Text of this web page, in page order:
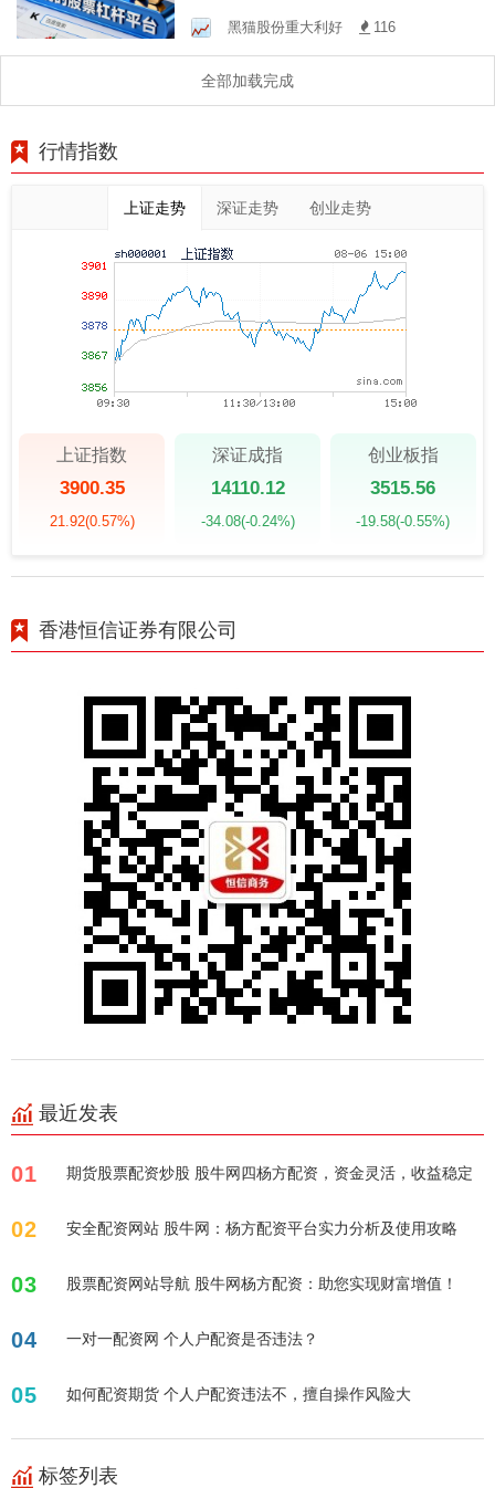
资正规平台的流动性风险评
估结
黑猫股份重大利好 116
全部加载完成
行情指数
上证走势 深证走势 创业走势
上证指数
3900.35
21.92(0.57%)
深证成指
14110.12
-34.08(-0.24%)
创业板指
3515.56
-19.58(-0.55%)
香港恒信证券有限公司
最近发表
01 期货股票配资炒股 股牛网四杨方配资，资金灵活，收益稳定
02 安全配资网站 股牛网：杨方配资平台实力分析及使用攻略
03 股票配资网站导航 股牛网杨方配资：助您实现财富增值！
04 一对一配资网 个人户配资是否违法？
05 如何配资期货 个人户配资违法不，擅自操作风险大
标签列表